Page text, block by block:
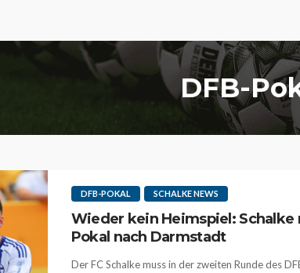
DFB-
DFB-POKAL SCHALKE NEWS
Wieder kein Heimspiel: Schalke
Pokal nach Darmstadt
Der FC Schalke muss in der zweiten Runde des